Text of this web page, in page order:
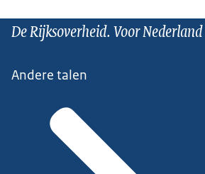
De Rijksoverheid. Voor Nederland
Andere talen